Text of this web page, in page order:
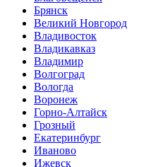
Брянск
Великий Новгород
Владивосток
Владикавказ
Владимир
Волгоград
Вологда
Воронеж
Горно-Алтайск
Грозный
Екатеринбург
Иваново
Ижевск